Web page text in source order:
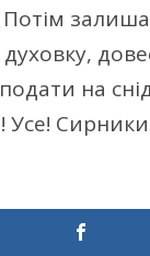
подати на
Усе! Сирники